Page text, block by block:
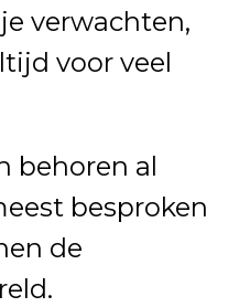
verwachten,
voor veel
behoren al
besproken
de